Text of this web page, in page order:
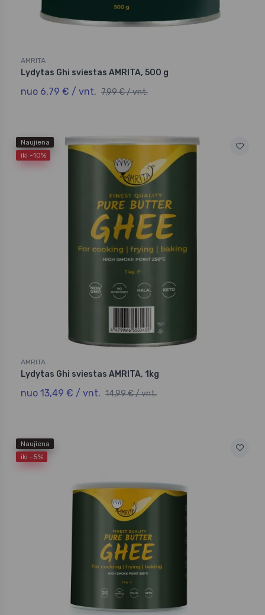
AMRITA
Lydytas Ghi sviestas AMRITA, 500 g
nuo 6,79 € / vnt. 7,99 € / vnt.
Naujiena
iki -10%
AMRITA
Lydytas Ghi sviestas AMRITA, 1kg
nuo 13,49 € / vnt. 14,99 € / vnt.
Naujiena
iki -5%